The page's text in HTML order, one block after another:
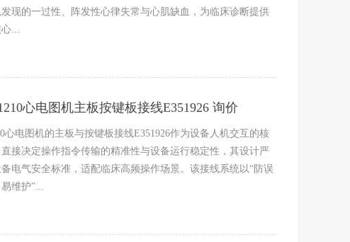
现的一过性、阵发性心律失常与心肌缺血，为临床诊断提供
...
心电图机主板按键板接线E351926 询价
心电图机的主板与按键板接线E351926作为设备人机交互的核
接决定操作指令传输的精准性与设备运行稳定性，其设计严
电气安全标准，适配临床高频操作场景。该接线系统以“防误
维护”...